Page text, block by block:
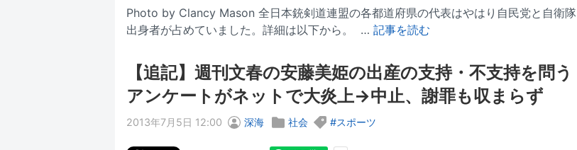
Photo by Clancy Mason 全日本銃剣道連盟の各都道府県の代表はやはり自民党と自衛隊
出身者が占めていました。詳細は以下から。 … 記事を読む
【追記】週刊文春の安藤美姫の出産の支持・不支持を問う
アンケートがネットで大炎上→中止、謝罪も収まらず
2013年7月5日 12:00 深海 社会 スポーツ